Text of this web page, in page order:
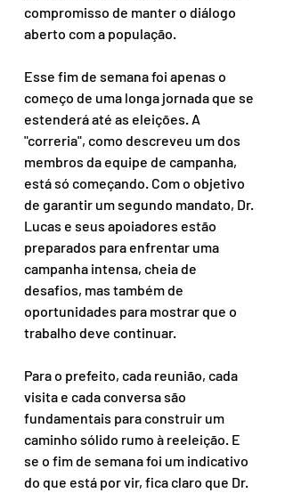
compromisso de manter o diálogo
aberto com a população.
Esse fim de semana foi apenas o
começo de uma longa jornada que se
estenderá até as eleições. A
"correria", como descreveu um dos
membros da equipe de campanha,
está só começando. Com o objetivo
de garantir um segundo mandato, Dr.
Lucas e seus apoiadores estão
preparados para enfrentar uma
campanha intensa, cheia de
desafios, mas também de
oportunidades para mostrar que o
trabalho deve continuar.
Para o prefeito, cada reunião, cada
visita e cada conversa são
fundamentais para construir um
caminho sólido rumo à reeleição. E
se o fim de semana foi um indicativo
do que está por vir, fica claro que Dr.